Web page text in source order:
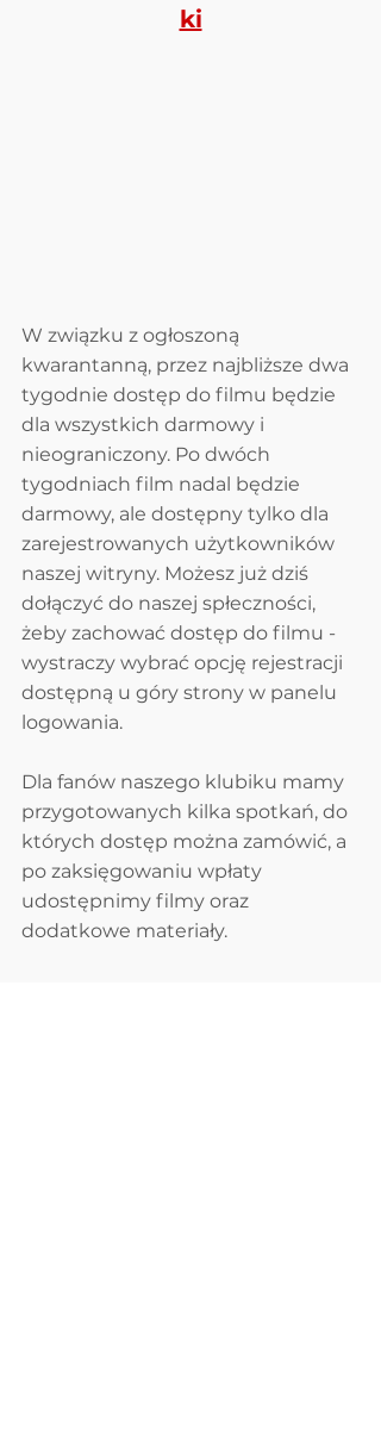
ki
W związku z ogłoszoną
kwarantanną, przez najbliższe dwa
tygodnie dostęp do filmu będzie
dla wszystkich darmowy i
nieograniczony. Po dwóch
tygodniach film nadal będzie
darmowy, ale dostępny tylko dla
zarejestrowanych użytkowników
naszej witryny. Możesz już dziś
dołączyć do naszej spłeczności,
żeby zachować dostęp do filmu -
wystraczy wybrać opcję rejestracji
dostępną u góry strony w panelu
logowania.
Dla fanów naszego klubiku mamy
przygotowanych kilka spotkań, do
których dostęp można zamówić, a
po zaksięgowaniu wpłaty
udostępnimy filmy oraz
dodatkowe materiały.